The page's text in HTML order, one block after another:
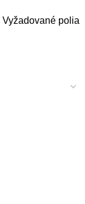
Vyžadované polia